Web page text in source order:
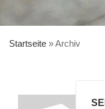
Startseite »Archiv